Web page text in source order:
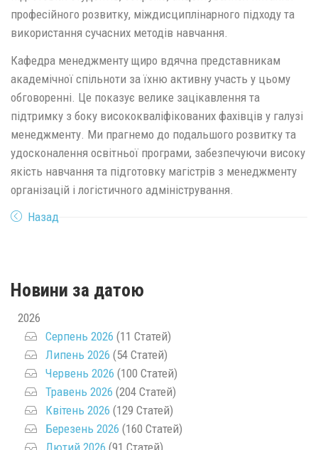
професійного розвитку, міждисциплінарного підходу та
використання сучасних методів навчання.
Кафедра менеджменту щиро вдячна представникам
академічної спільноти за їхню активну участь у цьому
обговоренні. Це показує велике зацікавлення та
підтримку з боку висококваліфікованих фахівців у галузі
менеджменту. Ми прагнемо до подальшого розвитку та
удосконалення освітньої програми, забезпечуючи високу
якість навчання та підготовку магістрів з менеджменту
організацій і логістичного адміністрування.
Назад
Новини за датою
2026
Серпень 2026 (11 Статей)
Липень 2026 (54 Статей)
Червень 2026 (100 Статей)
Травень 2026 (204 Статей)
Квітень 2026 (129 Статей)
Березень 2026 (160 Статей)
Лютий 2026 (91 Статей)